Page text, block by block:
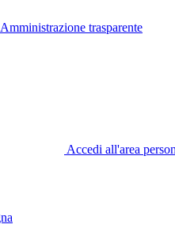
Amministrazione trasparente
Accedi all'area